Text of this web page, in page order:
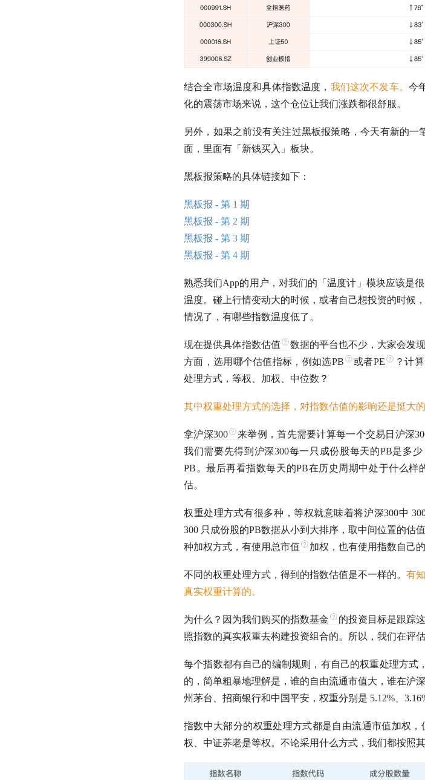
结合全市场温度和具体指数温度， 我们这次不发车。今
化的震荡市场来说，这个仓位让我们涨跌都很舒服。
另外，如果之前没有关注过黑板报策略，今天有新的一
面，里面有「新钱买入」板块。
黑板报策略的具体链接如下：
黑板报 - 第 1 期
黑板报 - 第 2 期
黑板报 - 第 3 期
黑板报 - 第 4 期
熟悉我们App的用户，对我们的「温度计」模块应该是
温度。碰上行情变动大的时候，或者自己想投资的时候
情况了，有哪些指数温度低了。
现在提供具体指数估值
数据的平台也不少，大家会发
方面，选用哪个估值指标，例如选PB 或者PE
？计
处理方式，等权、加权、中位数？
其中权重处理方式的选择，对指数估值的影响还是挺大的
拿沪深300 来举例，首先需要计算每一个交易日 沪深
我们需要先得到 沪深300每一只成份股每天的PB是多少
PB 。最后再看指数每天的PB在历史周期中处于什么样
估。
权重处理方式有很多种，等权就意味着将沪深300中
300 只成份股的PB数据从小到大排序，取中间位置的估值
种加权方式，有使用总市值 加权，也有使用指数自己
不同的权重处理方式，得到的指数估值是不一样的。 有
真实权重计算的。
为什么？因为我们购买的指数基金 的投资目标是跟踪
照指数的真实权重去构建投资组合的。所以，我们在评
每个指数都有自己的编制规则，有自己的权重处理方式
的，简单粗暴地理解是，谁的自由流通市值大，谁在沪
州茅台、招商银行和中国平安，权重分别是 5.12%、
指数中大部分的权重处理方式都是自由流通市值加权，
权、 中证养老是等权。不论采用什么方式，我们都按照